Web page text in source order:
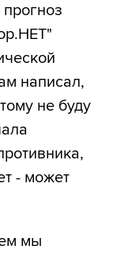
написал,
не буду
- может
мы